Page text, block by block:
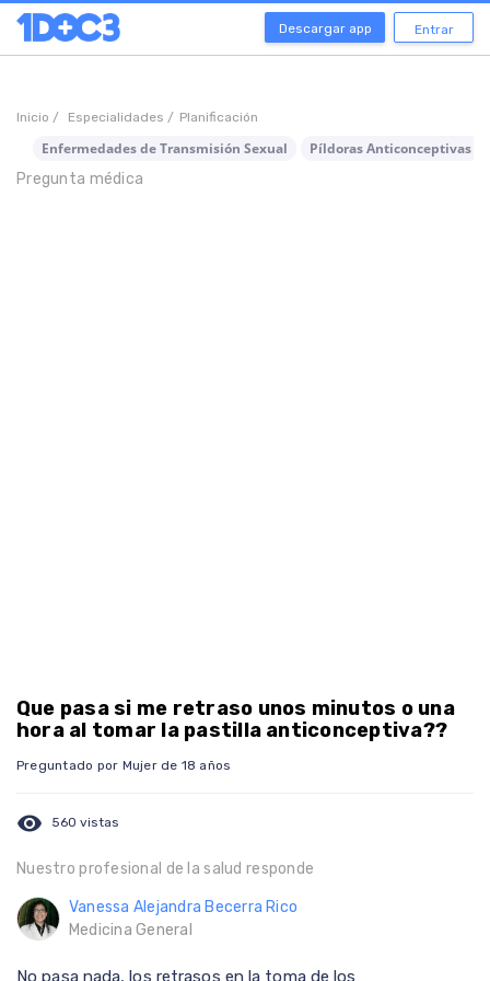
Descargar app Entrar
Inicio / Especialidades / Planificación
Enfermedades de Transmisión Sexual
Píldoras Anticonceptivas
Pregunta médica
Que pasa si me retraso unos minutos o una
hora al tomar la pastilla anticonceptiva??
Preguntado por Mujer de 18 años
visibility 560 vistas
Nuestro profesional de la salud responde
Vanessa Alejandra Becerra Rico
Medicina General
No pasa nada, los retrasos en la toma de los